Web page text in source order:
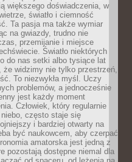
większego doświadczenia, w
światło i ciemność
Ta pasja ma także wymiar
na gwiazdy, trudno nie
przemijanie i miejsce
Światło niektórych
do nas setki albo tysiące lat
że widzimy nie tylko przestrzeń,
To niezwykła myśl. Uczy
problemów, a jednocześnie
jest każdy moment
Człowiek, który regularnie
często staje się
i bardziej otwarty na
być naukowcem, aby czerpać
amatorska jest jedną z
pozostają dostępne niemal dla